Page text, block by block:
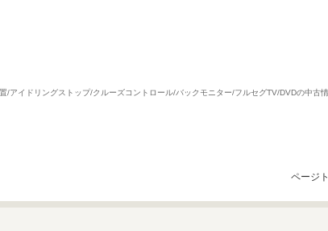
イドリングストップ/クルーズコントロール/バックモニター/フルセグTV/DVDの中古
ページ